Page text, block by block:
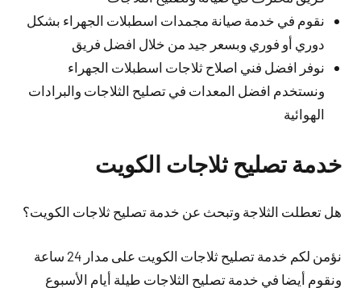
نقوم في خدمة صيانة مجمدات اسطبلات الجهراء بشكل
دوري أو فوري وبسعر جيد من خلال افضل فريق
نوفر افضل فني اصلاح ثلاجات اسطبلات الجهراء
ونستخدم افضل المعدات في تصليح الثلاجات والبرادات
الهوائية
خدمة تصليح ثلاجات الكويت
هل تعطلت الثلاجة وتبحث عن خدمة تصليح ثلاجات الكويت؟
نؤمن لكم خدمة تصليح ثلاجات الكويت على مدار 24 ساعة
ونقوم أيضا في خدمة تصليح الثلاجات طيلة أيام الأسبوع